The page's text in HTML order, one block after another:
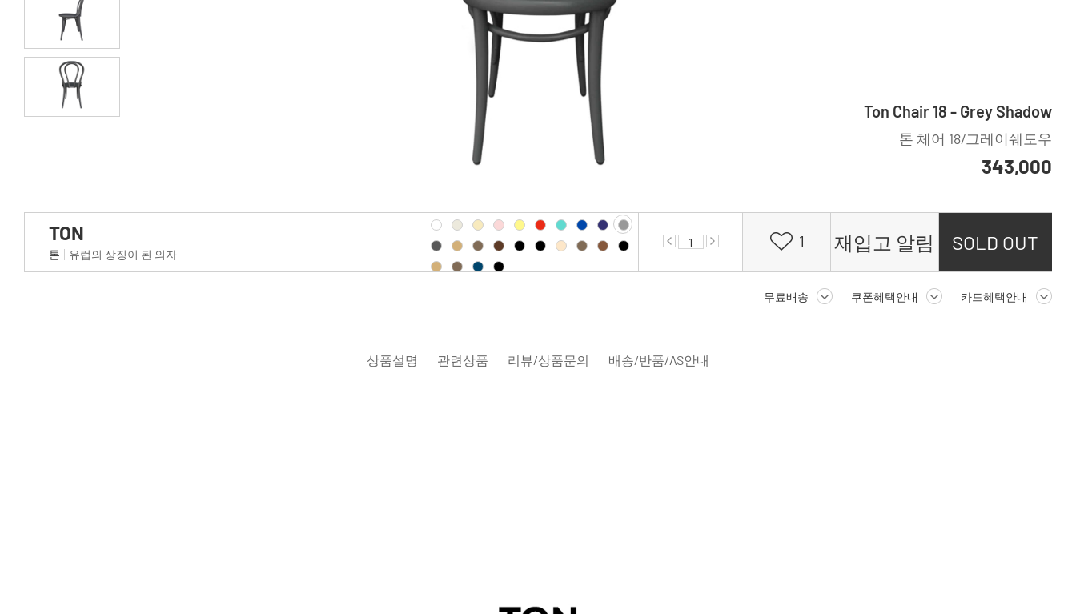
Ton Chair 18 - Grey Shadow
톤 체어 18/그레이쉐도우
343,000
TON
톤 유럽의 상징이 된 의자
1 재입고 알림 SOLD OUT
무료배송 쿠폰혜택안내 카드혜택안내
상품설명 관련상품 리뷰/상품문의 배송/반품/AS안내